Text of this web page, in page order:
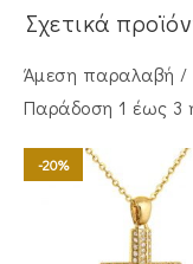
Σχετικά
Άμεση παραλαβή /
Παράδoση 1 έως 3
-20%